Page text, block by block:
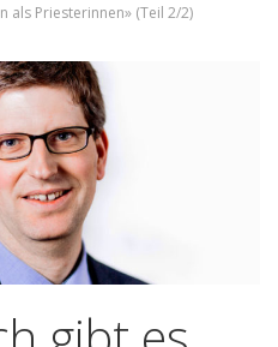
als Priesterinnen» (Teil 2/2)